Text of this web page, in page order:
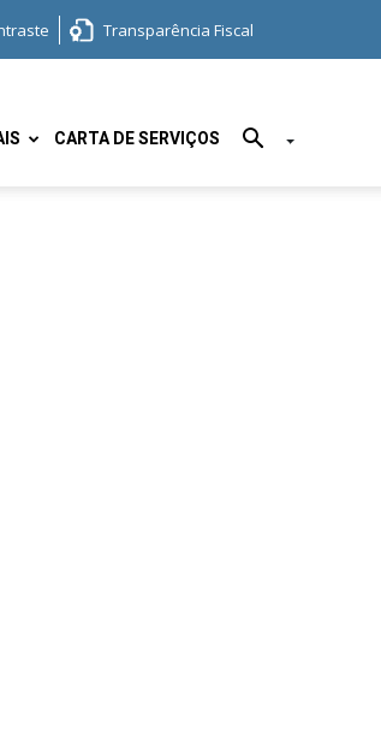
Transparência Fiscal
CARTA DE SERVIÇOS